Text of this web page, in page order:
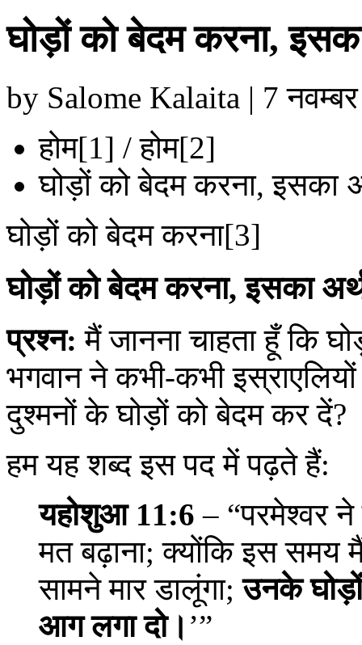
घोड़ों को बेदम करना,
by Salome Kalaita | 7
होम[1] / होम[2]
घोड़ों को बेदम करना, इसका
घोड़ों को बेदम करना[3]
घोड़ों को बेदम करना, इसका
प्रश्न: मैं जानना चाहता हूँ कि
भगवान ने कभी-कभी
दुश्मनों के घोड़ों को बेदम कर दें?
हम यह शब्द इस पद में पढ़ते हैं:
यहोशुआ 11:6 – “परमेश्वर
मत बढ़ाना; क्योंकि इस
सामने मार डालूंगा;उनके
आग लगा दो। ’”